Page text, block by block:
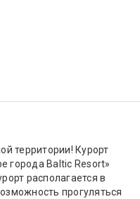
территории! Курорт
города Baltic Resort»
располагается в
прогуляться